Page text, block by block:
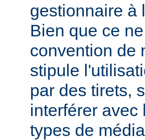
gestionnaire à
Bien que ce
convention de
stipule
par des tirets,
interférer avec
types de